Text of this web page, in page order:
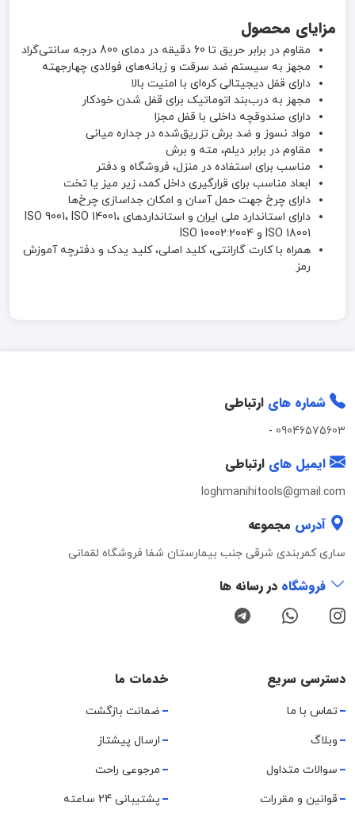
مزایای محصول
مقاوم در برابر حریق تا 60 دقیقه در دمای 800 درجه سانتی‌گراد
مجهز به سیستم ضد سرقت و زبانه‌های فولادی چهارجهته
دارای قفل دیجیتالی کره‌ای با امنیت بالا
مجهز به درب‌بند اتوماتیک برای قفل شدن خودکار
دارای صندوقچه داخلی با قفل مجزا
مواد نسوز و ضد برش تزریق‌شده در جداره میانی
مقاوم در برابر دیلم، مته و برش
مناسب برای استفاده در منزل، فروشگاه و دفتر
ابعاد مناسب برای قرارگیری داخل کمد، زیر میز یا تخت
دارای چرخ جهت حمل آسان و امکان جداسازی چرخ‌ها
دارای استاندارد ملی ایران و استانداردهای ISO 9001، ISO 14001،
ISO 18001 و ISO 10002:2004
همراه با کارت گارانتی، کلید اصلی، کلید یدک و دفترچه آموزش
رمز
شماره های ارتباطی
09046575603
-
ایمیل های ارتباطی
loghmanihitools@gmail.com
آدرس مجموعه
ساری کمربندی شرقی جنب بیمارستان شفا فروشگاه لقمانی
فروشگاه در رسانه ها
دسترسی سریع
تماس با ما
وبلاگ
سوالات متداول
قوانین و مقررات
خدمات ما
ضمانت بازگشت
ارسال پیشتاز
مرجوعی راحت
پشتیبانی 24 ساعته